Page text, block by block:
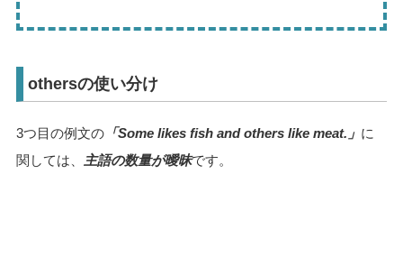
othersの使い分け
3つ目の例文の「Some likes fish and others like meat.」 に
関しては、
主語の数量が曖昧です。